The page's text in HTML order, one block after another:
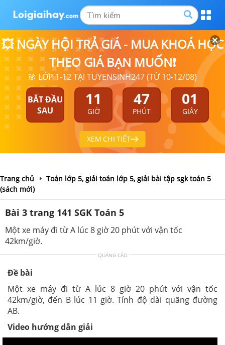
💥 NGÀY HỘI TRẢ GIÁ - MUA KHOÁ HỌC
THEO GIÁ BẠN MUỐN❗
🎯 LỚP 1-12 TẠI TUYENSINH247 (TỪ 10-12/08)
BẮT ĐẦU
SAU
11
GIỜ
47
PHÚT
01
GIÂY
XEM CHI TIẾT
Trang chủ
Toán lớp 5, giải toán lớp 5, giải bài tập sgk toán 5
(sách mới)
Bài 3 trang 141 SGK Toán 5
Một xe máy đi từ A lúc 8 giờ 20 phút với vận tốc
42km/giờ.
QUẢNG CÁO
Đề bài
Một xe máy đi từ A lúc 8 giờ 20 phút với vận tốc
42km/giờ, đến B lúc 11 giờ. Tính độ dài quãng đường
AB.
Video hướng dẫn giải